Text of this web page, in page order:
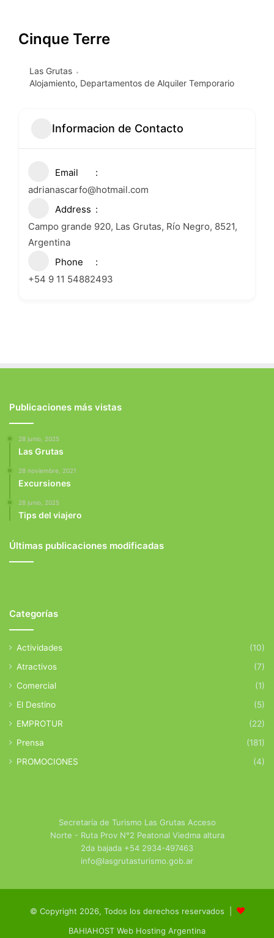
Cinque Terre
Las Grutas
Alojamiento, Departamentos de Alquiler Temporario
Informacion de Contacto
Email
adrianascarfo@hotmail.com
Address
Campo grande 920, Las Grutas, Río Negro, 8521,
Argentina
Phone
+54 9 11 54882493
Publicaciones más vistas
28 junio, 2025
Las Grutas
28 noviembre, 2021
Excursiones
28 junio, 2025
Tips del viajero
Últimas publicaciones modificadas
Categorías
Actividades
(10)
Atractivos
(7)
Comercial
(1)
El Destino
(5)
EMPROTUR
(22)
Prensa
(181)
PROMOCIONES
(4)
Secretaría de Turismo Las Grutas Acceso
Norte - Ruta Prov N°2 Peatonal Viedma altura
2da bajada +54 2934-497463
info@lasgrutasturismo.gob.ar
© Copyright 2026, Todos los derechos reservados |
BAHIAHOST Web Hosting Argentina